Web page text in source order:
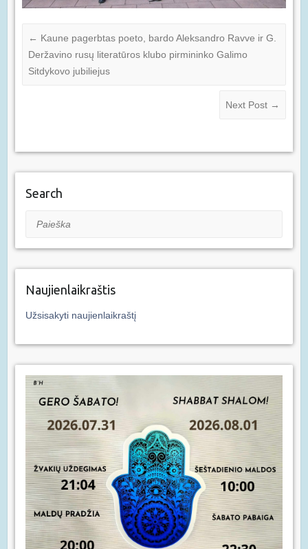
← Kaune pagerbtas poeto, bardo Aleksandro Ravve ir G.
Deržavino rusų literatūros klubo pirmininko Galimo
Sitdykovo jubiliejus
Next Post →
Search
Paieška
Naujienlaikraštis
Užsisakyti naujienlaikraštį